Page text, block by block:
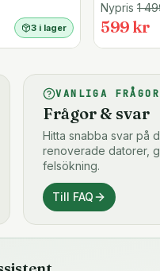
3 i lager
Nypris 1
599 kr
VANLIGA FRÅGOR
Frågor & svar
Hitta snabba svar på
renoverade datorer,
felsökning.
Till FAQ